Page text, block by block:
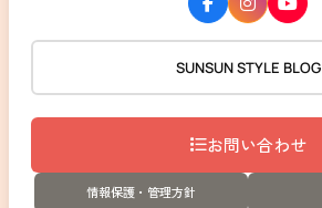
SUNSUN STYLE BLOG
お問い合わせ
情報保護・管理方針